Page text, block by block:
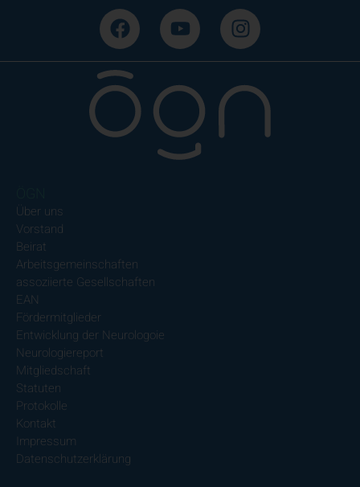
Über uns
Vorstand
Beirat
Arbeitsgemeinschaften
assoziierte Gesellschaften
EAN
Fördermitglieder
Entwicklung der Neurologoie
Neurologiereport
Mitgliedschaft
Statuten
Protokolle
Kontakt
Impressum
Datenschutzerklärung